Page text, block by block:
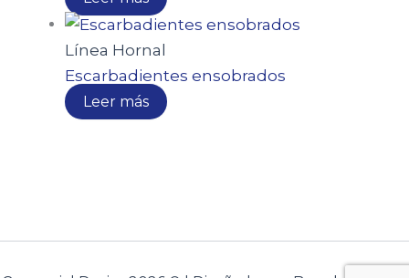
Línea Hornal
Escarbadientes ensobrados
Leer más